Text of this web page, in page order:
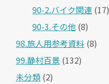
90-2.バイク関連 (17)
90-3.その他 (8)
98.旅人用参考資料 (8)
99.静村百景 (132)
未分類 (2)